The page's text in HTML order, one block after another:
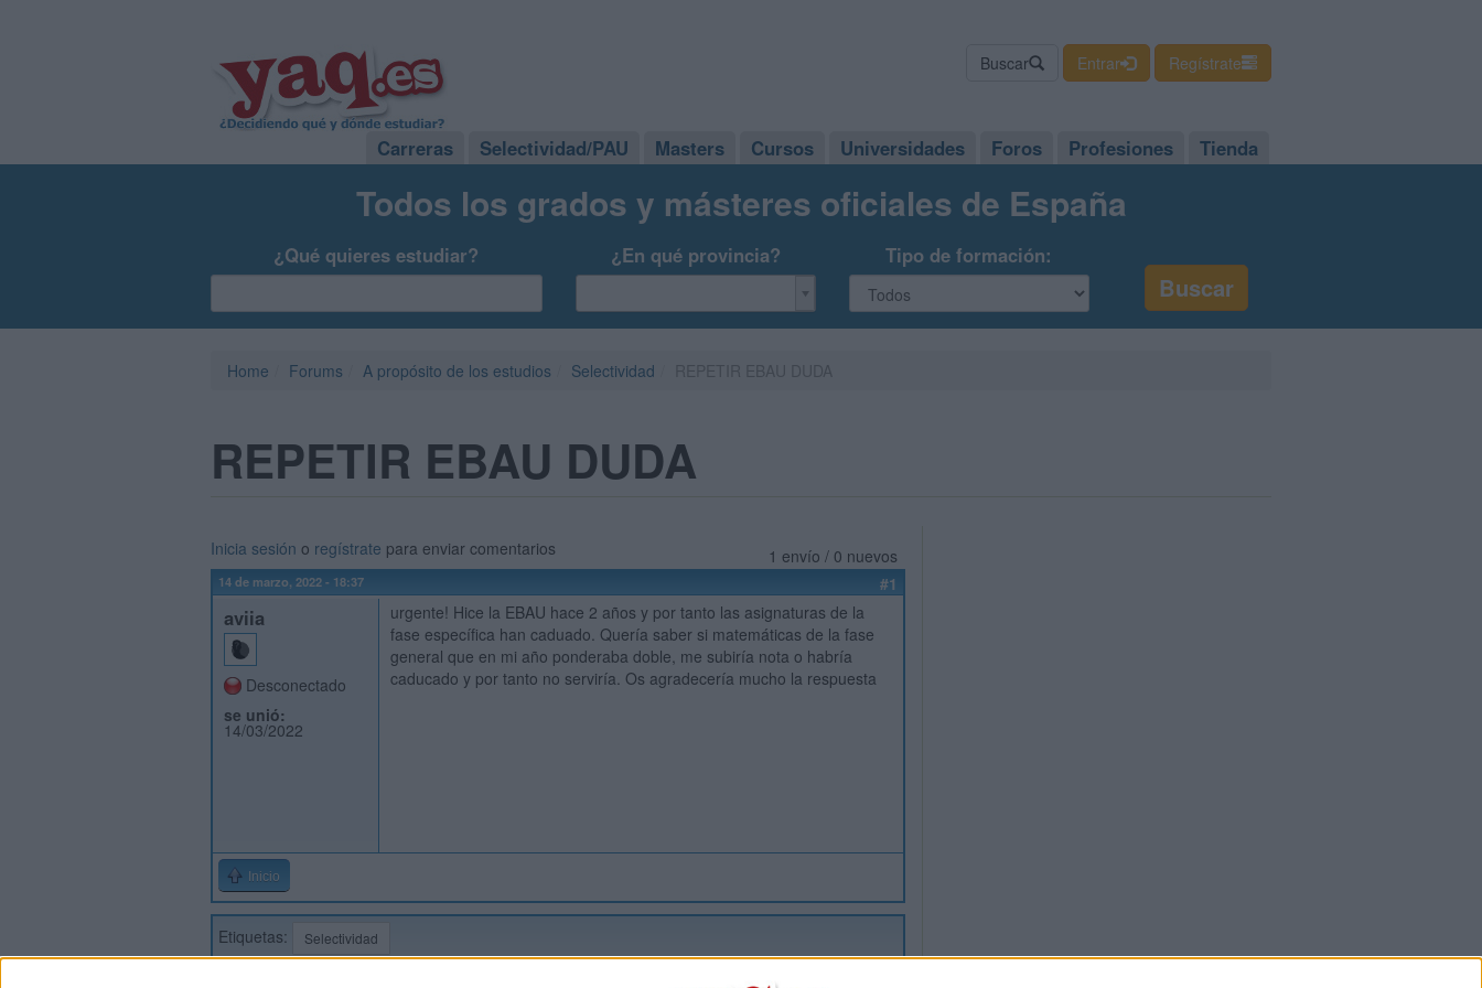
Buscar Entrar Regístrate
Carreras Selectividad/PAU Masters Cursos Universidades Foros Profesiones Tienda
Todos los grados y másteres oficiales de España
¿Qué quieres estudiar? ¿En qué provincia? Tipo de formación:
Home Forums A propósito de los estudios Selectividad
REPETIR EBAU DUDA
1 envío / 0 nuevos
Inicia sesión o regístrate para enviar comentarios
14 de marzo, 2022 - 18:37 #1
aviia
Desconectado
se unió:
14/03/2022
urgente! Hice la EBAU hace 2 años y por tanto las asignaturas de la
fase específica han caduado. Quería saber si matemáticas de la fase
general que en mi año ponderaba doble, me subiría nota o habría
caducado y por tanto no serviría. Os agradecería mucho la respuesta
Inicio
Etiquetas: Selectividad